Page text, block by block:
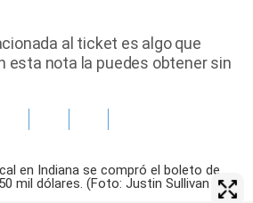
al ticket es algo que
esta nota la puedes obtener sin